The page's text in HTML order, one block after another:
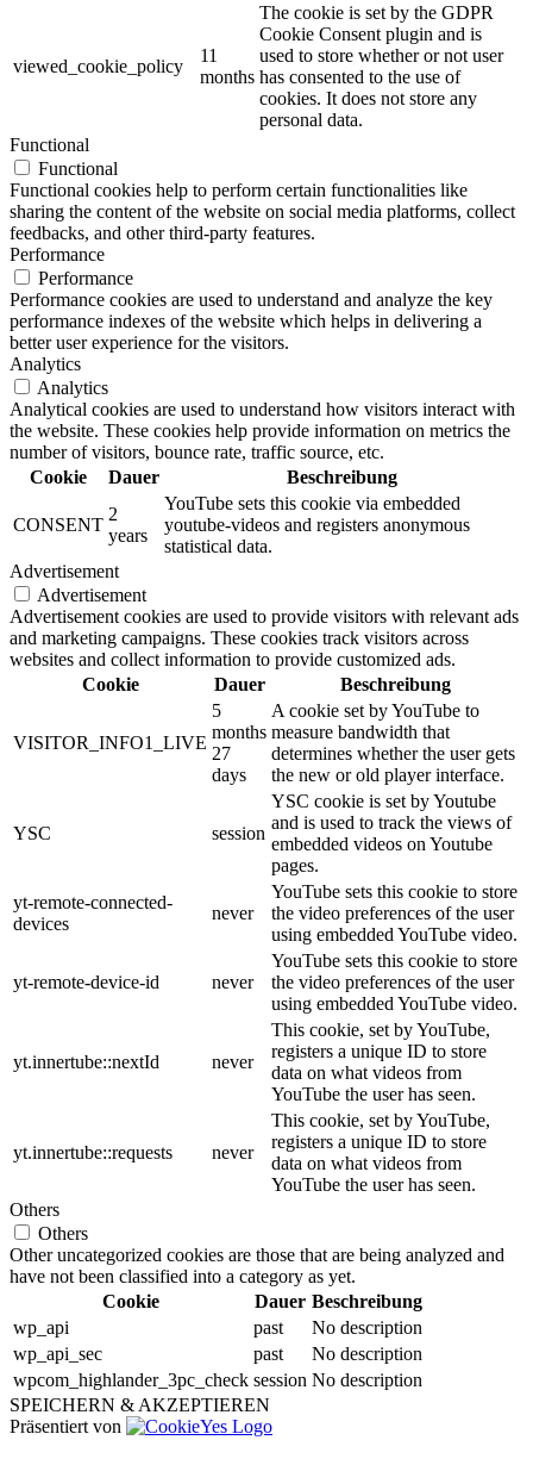
viewed_cookie_policy
11
months
The cookie is set by the GDPR
Cookie Consent plugin and is
used to store whether or not user
has consented to the use of
cookies. It does not store any
personal data.
Functional
Functional
Functional cookies help to perform certain functionalities like
sharing the content of the website on social media platforms, collect
feedbacks, and other third-party features.
Performance
Performance
Performance cookies are used to understand and analyze the key
performance indexes of the website which helps in delivering a
better user experience for the visitors.
Analytics
Analytics
Analytical cookies are used to understand how visitors interact with
the website. These cookies help provide information on metrics the
number of visitors, bounce rate, traffic source, etc.
Cookie
Dauer Beschreibung
CONSENT
2
years
YouTube sets this cookie via embedded
youtube-videos and registers anonymous
statistical data.
Advertisement
Advertisement
Advertisement cookies are used to provide visitors with relevant ads
and marketing campaigns. These cookies track visitors across
websites and collect information to provide customized ads.
Cookie
Dauer Beschreibung
VISITOR_INFO1_LIVE
5
months
27
days
A cookie set by YouTube to
measure bandwidth that
determines whether the user gets
the new or old player interface.
YSC session
YSC cookie is set by Youtube
and is used to track the views of
embedded videos on Youtube
pages.
yt-remote-connected-
devices
never
YouTube sets this cookie to store
the video preferences of the user
using embedded YouTube video.
yt-remote-device-id never
YouTube sets this cookie to store
the video preferences of the user
using embedded YouTube video.
yt.innertube::nextId never
This cookie, set by YouTube,
registers a unique ID to store
data on what videos from
YouTube the user has seen.
yt.innertube::requests never
This cookie, set by YouTube,
registers a unique ID to store
data on what videos from
YouTube the user has seen.
Others
Others
Other uncategorized cookies are those that are being analyzed and
have not been classified into a category as yet.
Cookie
Dauer Beschreibung
wp_api
past
No description
wp_api_sec
past
No description
wpcom_highlander_3pc_check session No description
SPEICHERN & AKZEPTIEREN
Präsentiert von